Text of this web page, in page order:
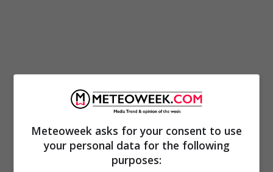
Un uomo, Vittorio Nettis, di 70 anni del posto,
noto alle forze dell’ ordine, si è presentato al
pronto soccorso dell’ospedale Miulli, di
Acquaviva delle Fonti, con ferite d’arma da
Meteoweek asks for your consent to use
your personal data for the following
purposes: